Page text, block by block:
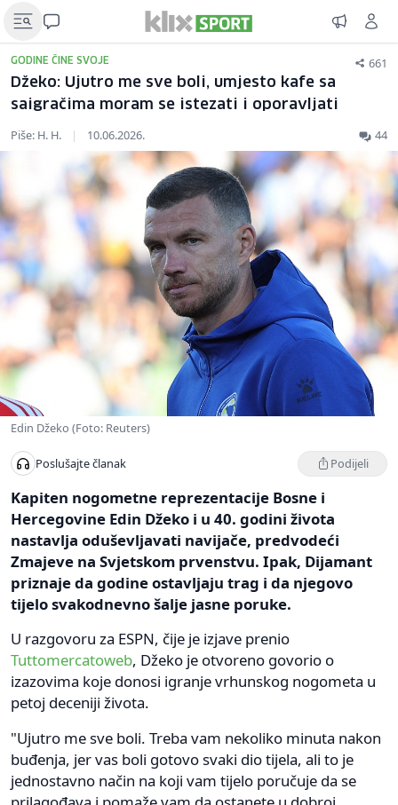
GODINE ČINE SVOJE 661
Džeko: Ujutro me sve boli, umjesto kafe sa
saigračima moram se istezati i oporavljati
Piše: H. H. | 10.06.2026. 44
Edin Džeko (Foto: Reuters)
Poslušajte članak Podijeli
Kapiten nogometne reprezentacije Bosne i
Hercegovine Edin Džeko i u 40. godini života
nastavlja oduševljavati navijače, predvodeći
Zmajeve na Svjetskom prvenstvu. Ipak, Dijamant
priznaje da godine ostavljaju trag i da njegovo
tijelo svakodnevno šalje jasne poruke.
U razgovoru za ESPN, čije je izjave prenio
Tuttomercatoweb, Džeko je otvoreno govorio o
izazovima koje donosi igranje vrhunskog nogometa u
petoj deceniji života.
"Ujutro me sve boli. Treba vam nekoliko minuta nakon
buđenja, jer vas boli gotovo svaki dio tijela, ali to je
jednostavno način na koji vam tijelo poručuje da se